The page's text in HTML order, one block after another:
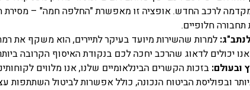
לרכב החדש. אופציה זו מאפשרת "החלפה חמה" – מסירת
חלופיים.
למרות שהשירות מיועד בעיקר לתיירים, הוא משקף את
יכולים לדאוג שהרכב יחכה לכם בנקודת האיסוף הקרובה
ובעולם: בזכות הקשרים הבינלאומיים שלנו, אנו מלווים
ובפוליסת הביטוח הנכונה, כולל אפשרות לביטול השתתפות